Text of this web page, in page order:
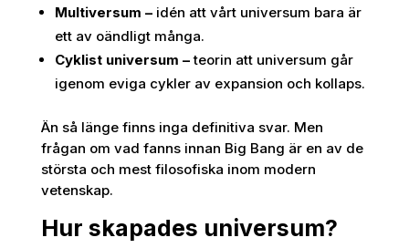
Multiversum –idén att vårt universum bara är
ett av oändligt många.
Cyklist universum –teorin att universum går
igenom eviga cykler av expansion och kollaps.
Än så länge finns inga definitiva svar. Men
frågan om vad fanns innan Big Bang är en av de
största och mest filosofiska inom modern
vetenskap.
Hur skapades universum?